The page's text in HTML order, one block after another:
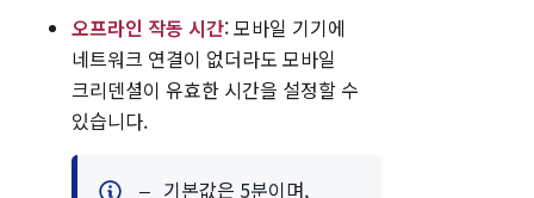
오프라인 작동 시간: 모바일 기기에
네트워크 연결이 없더라도 모바일
크리덴셜이 유효한 시간을 설정할 수
있습니다.
기본값은 5분이며,